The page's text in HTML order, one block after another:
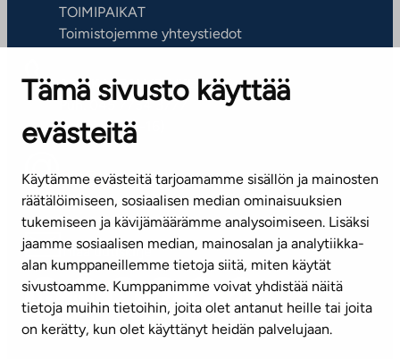
Tämä sivusto käyttää
evästeitä
Käytämme evästeitä tarjoamamme sisällön ja mainosten
räätälöimiseen, sosiaalisen median ominaisuuksien
tukemiseen ja kävijämäärämme analysoimiseen. Lisäksi
jaamme sosiaalisen median, mainosalan ja analytiikka-
alan kumppaneillemme tietoja siitä, miten käytät
sivustoamme. Kumppanimme voivat yhdistää näitä
tietoja muihin tietoihin, joita olet antanut heille tai joita
on kerätty, kun olet käyttänyt heidän palvelujaan.
TOIMIPAIKAT
Toimistojemme yhteystiedot
ASIAKASPALVELUKESKUS
Puh. 045 7734 3777
(arkisin klo 8-16)
info@ta.fi
Tilaa uutiskirje
Mediapankki